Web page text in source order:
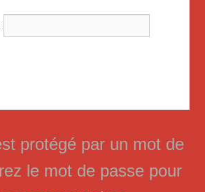
protégé par un mot de
le mot de passe pour